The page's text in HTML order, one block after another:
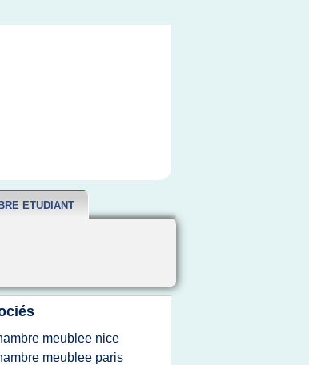
ETUDIANT
meublee nice
meublee paris